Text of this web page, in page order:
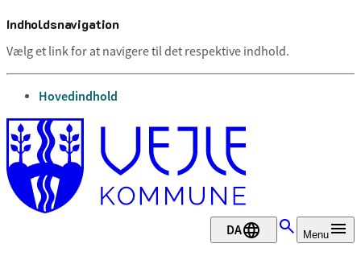
Indholdsnavigation
Vælg et link for at navigere til det respektive indhold.
gå til
Hovedindhold
DA Menu